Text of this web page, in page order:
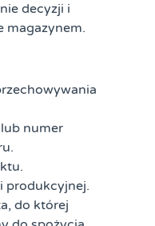
decyzji i
magazynem.
numer
produkcyjnej.
do której